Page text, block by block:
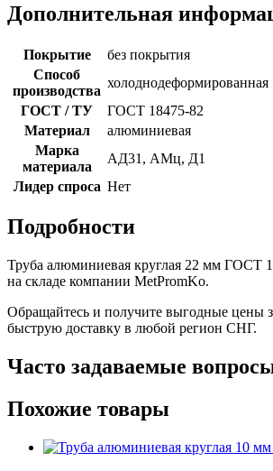
Дополнительная
Покрытие
без покрытия
Способ
производства
холоднодеформированная
ГОСТ / ТУ
ГОСТ 18475-82
Материал
алюминиевая
Марка
материала
АД31, АМц, Д1
Лидер спроса Нет
Подробности
Труба алюминиевая круглая 22 мм ГОСТ
на складе компании MetPromKo.
Обращайтесь и получите выгодные цены
быструю доставку в любой регион СНГ.
Часто задаваемые
Похожие товары